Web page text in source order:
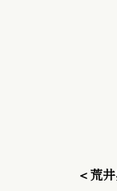
＜荒